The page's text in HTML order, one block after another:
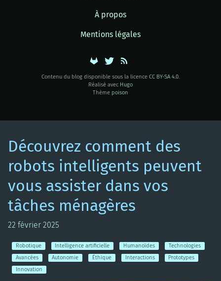
À propos
Mentions légales
Contenu du blog disponible sous la licence CC BY-SA 4.0.
Réalisé avec Hugo
Thème poison
Découvrez comment des
robots intelligents peuvent
vous assister dans vos
tâches ménagères
22 février 2025
Robotique Intelligence artificielle Humanoïdes
Technologies
Avancées
Autonomie Éthique Interactions
Prototypes
Innovation